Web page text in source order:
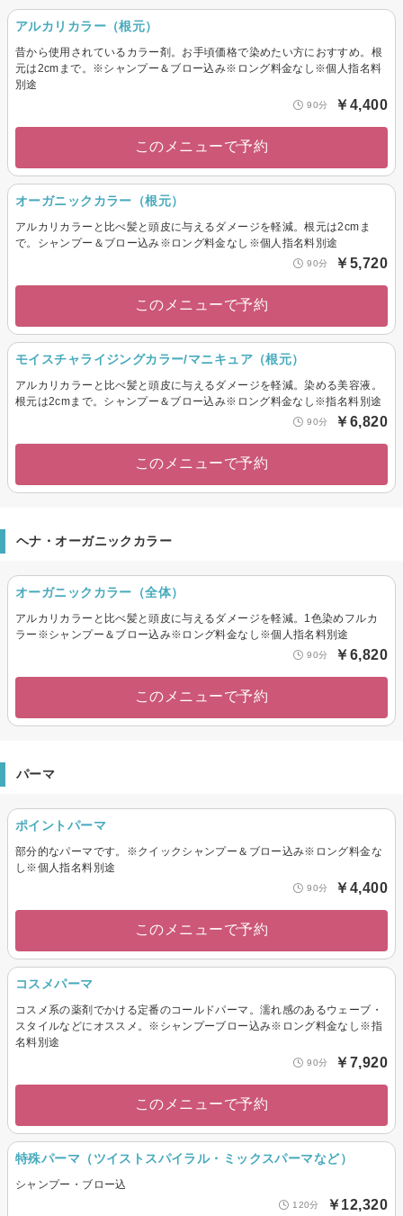
アルカリカラー（根元）
昔から使用されているカラー剤。お手頃価格で染めたい方におすすめ。根
元は2cmまで。※シャンプー＆ブロー込み※ロング料金なし※個人指名料
別途
90分 ￥4,400
このメニューで予約
オーガニックカラー（根元）
アルカリカラーと比べ髪と頭皮に与えるダメージを軽減。根元は2cmま
で。シャンプー＆ブロー込み※ロング料金なし※個人指名料別途
90分 ￥5,720
このメニューで予約
モイスチャライジングカラー/マニキュア（根元）
アルカリカラーと比べ髪と頭皮に与えるダメージを軽減。染める美容液。
根元は2cmまで。シャンプー＆ブロー込み※ロング料金なし※指名料別途
90分 ￥6,820
このメニューで予約
ヘナ・オーガニックカラー
オーガニックカラー（全体）
アルカリカラーと比べ髪と頭皮に与えるダメージを軽減。1色染めフルカ
ラー※シャンプー＆ブロー込み※ロング料金なし※個人指名料別途
90分 ￥6,820
このメニューで予約
パーマ
ポイントパーマ
部分的なパーマです。※クイックシャンプー＆ブロー込み※ロング料金な
し※個人指名料別途
90分 ￥4,400
このメニューで予約
コスメパーマ
コスメ系の薬剤でかける定番のコールドパーマ。濡れ感のあるウェーブ・
スタイルなどにオススメ。※シャンプーブロー込み※ロング料金なし※指
名料別途
90分 ￥7,920
このメニューで予約
特殊パーマ（ツイストスパイラル・ミックスパーマなど）
シャンプー・ブロー込
120分 ￥12,320